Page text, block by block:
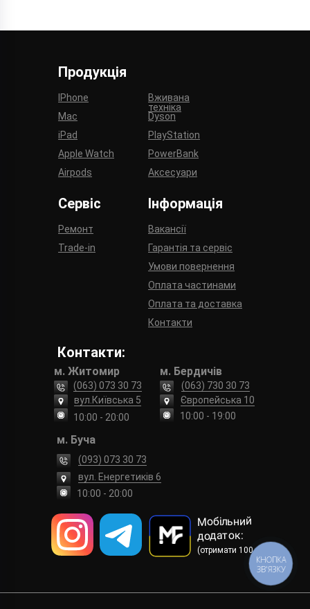
Продукція
IPhone
Mac
iPad
Apple Watch
Airpods
Вживана
техніка
Dyson
PlayStation
PowerBank
Аксесуари
Сервіс
Ремонт
Trade-in
Інформація
Вакансії
Гарантія та сервіс
Умови повернення
Оплата та доставка
Оплата частинами
Контакти
Контакти:
м. Житомир
вул.Київська 5
10:00 - 20:00
(063) 073 30 73
м. Бердичів
Європейська 10
10:00 - 19:00
(063) 730 30 73
Мобільний
додаток:
(отримати 100 грн)
м. Буча
вул. Енергетиків 6
(093) 073 30 73
10:00 - 20:00
КНОПКА
ЗВ'ЯЗКУ